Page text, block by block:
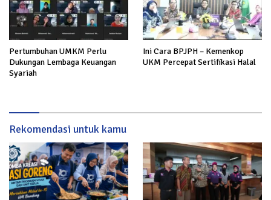
Pertumbuhan UMKM Perlu
Dukungan Lembaga Keuangan
Syariah
Ini Cara BPJPH – Kemenkop
UKM Percepat Sertifikasi Halal
Rekomendasi untuk kamu